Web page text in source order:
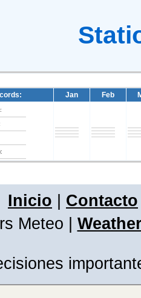
Jan Feb
Inicio
Contacto
Meteo